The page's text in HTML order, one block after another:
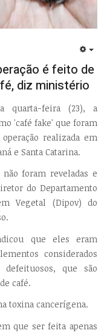
é feito de
diz ministério
quarta-feira (23), a
'café fake' que foram
realizada em
e Santa Catarina.
foram reveladas e
do Departamento
Vegetal (Dipov) do
que eles eram
considerados
que são
café.
toxina cancerígena.
que ser feita apenas